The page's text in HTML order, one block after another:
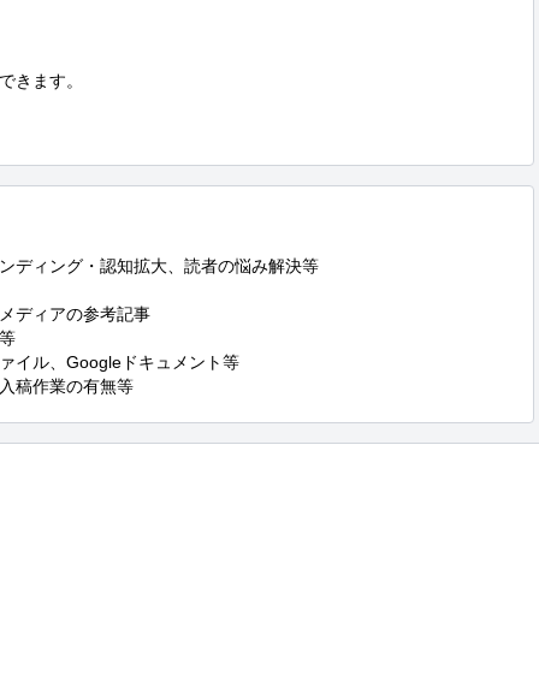
きます。
ディング・認知拡大、読者の悩み解決等
ディアの参考記事
イル、Googleドキュメント等
稿作業の有無等